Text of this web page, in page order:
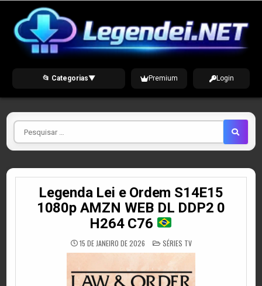
content
📂 Categorias▼ Premium Login
Pesquisar
por
Legenda Lei e Ordem S14E15
1080p AMZN WEB DL DDP2 0
H264 C76
15 DE JANEIRO DE 2026 POSTED
IN
SÉRIES TV